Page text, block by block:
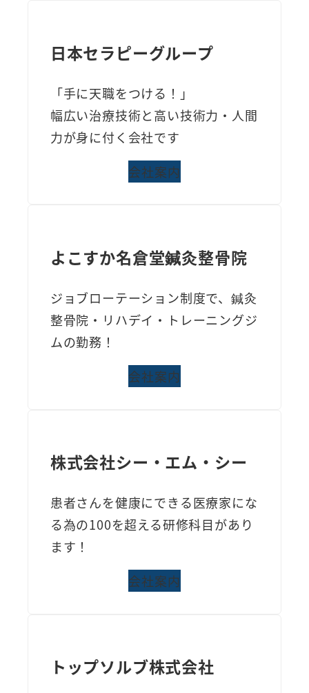
日本セラピーグループ
「手に天職をつける！」
幅広い治療技術と高い技術力・人間
力が身に付く会社です
会社案内
よこすか名倉堂鍼灸整骨院
ジョブローテーション制度で、鍼灸
整骨院・リハデイ・トレーニングジ
ムの勤務！
会社案内
株式会社シー・エム・シー
患者さんを健康にできる医療家にな
る為の100を超える研修科目があり
ます！
会社案内
トップソルブ株式会社